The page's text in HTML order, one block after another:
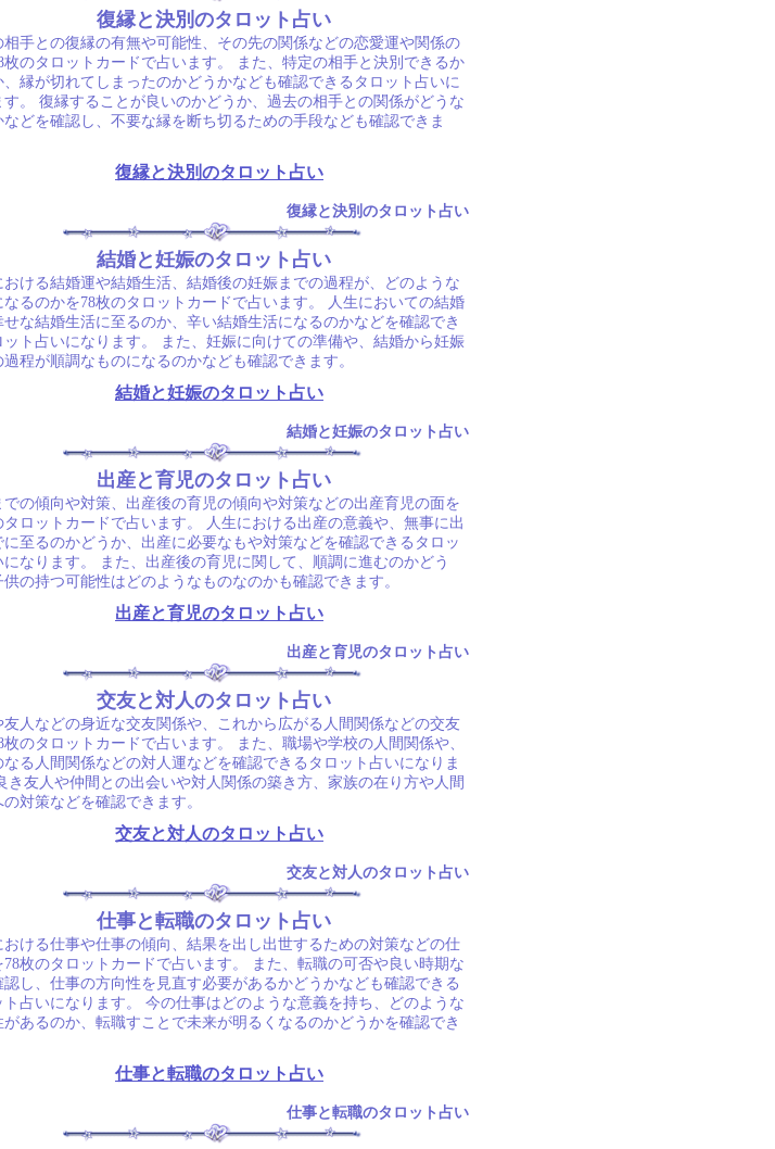
復縁と決別のタロット占い
相手との復縁の有無や可能性、その先の関係などの恋愛運や関係の
枚のタロットカードで占います。 また、特定の相手と決別できるか
、縁が切れてしまったのかどうかなども確認できるタロット占いに
す。 復縁することが良いのかどうか、過去の相手との関係がどうな
などを確認し、不要な縁を断ち切るための手段なども確認できま
復縁と決別のタロット占い
復縁と決別のタロット占い
結婚と妊娠のタロット占い
おける結婚運や結婚生活、結婚後の妊娠までの過程が、どのような
なるのかを78枚のタロットカードで占います。 人生においての結婚
せな結婚生活に至るのか、辛い結婚生活になるのかなどを確認でき
ット占いになります。 また、妊娠に向けての準備や、結婚から妊娠
過程が順調なものになるのかなども確認できます。
結婚と妊娠のタロット占い
結婚と妊娠のタロット占い
出産と育児のタロット占い
での傾向や対策、出産後の育児の傾向や対策などの出産育児の面を
タロットカードで占います。 人生における出産の意義や、無事に出
に至るのかどうか、出産に必要なもや対策などを確認できるタロッ
になります。 また、出産後の育児に関して、順調に進むのかどう
供の持つ可能性はどのようなものなのかも確認できます。
出産と育児のタロット占い
出産と育児のタロット占い
交友と対人のタロット占い
友人などの身近な交友関係や、これから広がる人間関係などの交友
枚のタロットカードで占います。 また、職場や学校の人間関係や、
なる人間関係などの対人運などを確認できるタロット占いになりま
き友人や仲間との出会いや対人関係の築き方、家族の在り方や人間
の対策などを確認できます。
交友と対人のタロット占い
交友と対人のタロット占い
仕事と転職のタロット占い
おける仕事や仕事の傾向、結果を出し出世するための対策などの仕
78枚のタロットカードで占います。 また、転職の可否や良い時期な
認し、仕事の方向性を見直す必要があるかどうかなども確認できる
ト占いになります。 今の仕事はどのような意義を持ち、どのような
があるのか、転職すことで未来が明るくなるのかどうかを確認でき
仕事と転職のタロット占い
仕事と転職のタロット占い